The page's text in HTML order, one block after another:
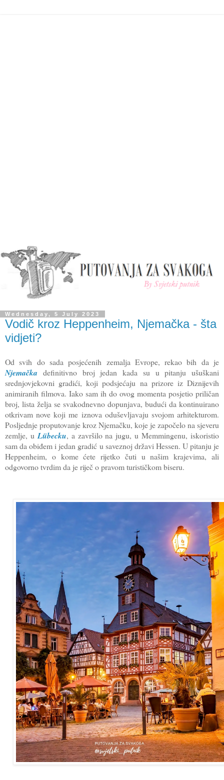
Wednesday, 5 July 2023
Vodič kroz Heppenheim, Njemačka - šta
vidjeti?
Od svih do sada posjećenih zemalja Evrope, rekao bih da je
Njemačka definitivno broj jedan kada su u pitanju ušuškani
srednjovjekovni gradići, koji podsjećaju na prizore iz Diznijevih
animiranih filmova. Iako sam ih do ovog momenta posjetio priličan
broj, lista želja se svakodnevno dopunjava, budući da kontinuirano
otkrivam nove koji me iznova oduševljavaju svojom arhitekturom.
Posljednje proputovanje kroz Njemačku, koje je započelo na sjeveru
zemlje, u Lübecku, a završilo na jugu, u Memmingenu, iskoristio
sam da obiđem i jedan gradić u saveznoj državi Hessen. U pitanju je
Heppenheim, o kome ćete rijetko čuti u našim krajevima, ali
odgovorno tvrdim da je riječ o pravom turističkom biseru.